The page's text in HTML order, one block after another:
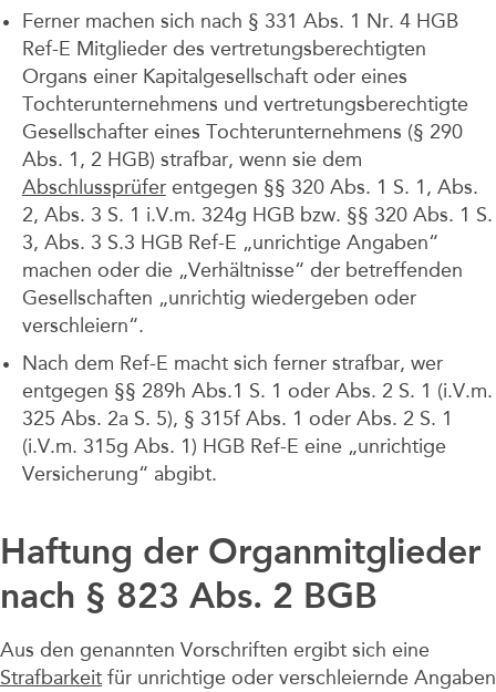
Ferner machen sich nach § 331 Abs. 1 Nr. 4 HGB
Ref-E Mitglieder des vertretungsberechtigten
Organs einer Kapitalgesellschaft oder eines
Tochterunternehmens und vertretungsberechtigte
Gesellschafter eines Tochterunternehmens (§ 290
Abs. 1, 2 HGB) strafbar, wenn sie dem
Abschlussprüferentgegen §§ 320 Abs. 1 S. 1, Abs.
2, Abs. 3 S. 1 i.V.m. 324g HGB bzw. §§ 320 Abs. 1 S.
3, Abs. 3 S.3 HGB Ref-E „unrichtige Angaben“
machen oder die „Verhältnisse“ der betreffenden
Gesellschaften „unrichtig wiedergeben oder
verschleiern“.
Nach dem Ref-E macht sich ferner strafbar, wer
entgegen §§ 289h Abs.1 S. 1 oder Abs. 2 S. 1 (i.V.m.
325 Abs. 2a S. 5), § 315f Abs. 1 oder Abs. 2 S. 1
(i.V.m. 315g Abs. 1) HGB Ref-E eine „unrichtige
Versicherung“ abgibt.
Haftung der Organmitglieder
nach § 823 Abs. 2 BGB
Aus den genannten Vorschriften ergibt sich eine
Strafbarkeit für unrichtige oder verschleiernde Angaben